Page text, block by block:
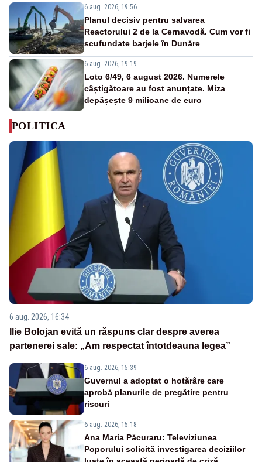
6 aug. 2026, 19:56
Planul decisiv pentru salvarea
Reactorului 2 de la Cernavodă. Cum vor fi
scufundate barjele în Dunăre
6 aug. 2026, 19:19
Loto 6/49, 6 august 2026. Numerele
câștigătoare au fost anunțate. Miza
depășește 9 milioane de euro
POLITICA
6 aug. 2026, 16:34
Ilie Bolojan evită un răspuns clar despre averea
partenerei sale: „Am respectat întotdeauna legea”
6 aug. 2026, 15:39
Guvernul a adoptat o hotărâre care
aprobă planurile de pregătire pentru
riscuri
6 aug. 2026, 15:18
Ana Maria Păcuraru: Televiziunea
Poporului solicită investigarea deciziilor